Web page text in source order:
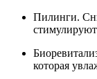
Пилинги.
которая